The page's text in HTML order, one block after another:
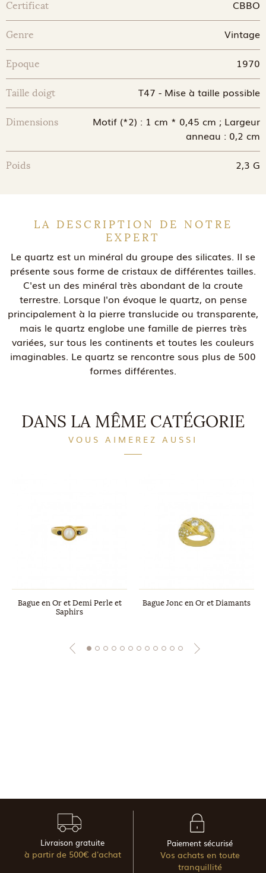
Certificat CBBO
Genre Vintage
Epoque 1970
Taille doigt T47 - Mise à taille possible
Dimensions
Motif (*2) : 1 cm * 0,45 cm ; Largeur
anneau : 0,2 cm
Poids 2,3 G
LA DESCRIPTION DE NOTRE
EXPERT
Le quartz est un minéral du groupe des silicates. Il se
présente sous forme de cristaux de différentes tailles.
C'est un des minéral très abondant de la croute
terrestre. Lorsque l'on évoque le quartz, on pense
principalement à la pierre translucide ou transparente,
mais le quartz englobe une famille de pierres très
variées, sur tous les continents et toutes les couleurs
imaginables. Le quartz se rencontre sous plus de 500
formes différentes.
DANS LA MÊME CATÉGORIE
VOUS AIMEREZ AUSSI
Bague en Or et Demi Perle et
Saphirs
Bague Jonc en Or et Diamants
Livraison gratuite
à partir de 500€ d'achat
Paiement sécurisé
Vos achats en toute
tranquillité